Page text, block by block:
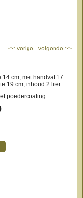
volgende >>
<< vorige
14 cm, met handvat 17
19 cm, inhoud 2 liter
poedercoating